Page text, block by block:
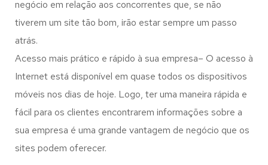
negócio em relação aos concorrentes que, se não
tiverem um site tão bom, irão estar sempre um passo
atrás.
Acesso mais prático e rápido à sua empresa– O acesso à
Internet está disponível em quase todos os dispositivos
móveis nos dias de hoje. Logo, ter uma maneira rápida e
fácil para os clientes encontrarem informações sobre a
sua empresa é uma grande vantagem de negócio que os
sites podem oferecer.